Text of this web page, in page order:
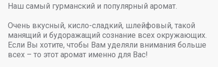
Наш самый гурманский и популярный аромат.
Очень вкусный, кисло-сладкий, шлейфовый, такой
манящий и будоражащий сознание всех окружающих.
Если Вы хотите, чтобы Вам уделяли внимания больше
всех – то этот аромат именно для Вас!